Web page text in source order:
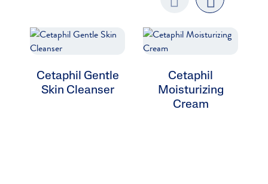
next
Cetaphil Gentle
Skin Cleanser
Cetaphil
Moisturizing
Cream